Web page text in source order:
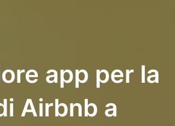
app per la
Airbnb a